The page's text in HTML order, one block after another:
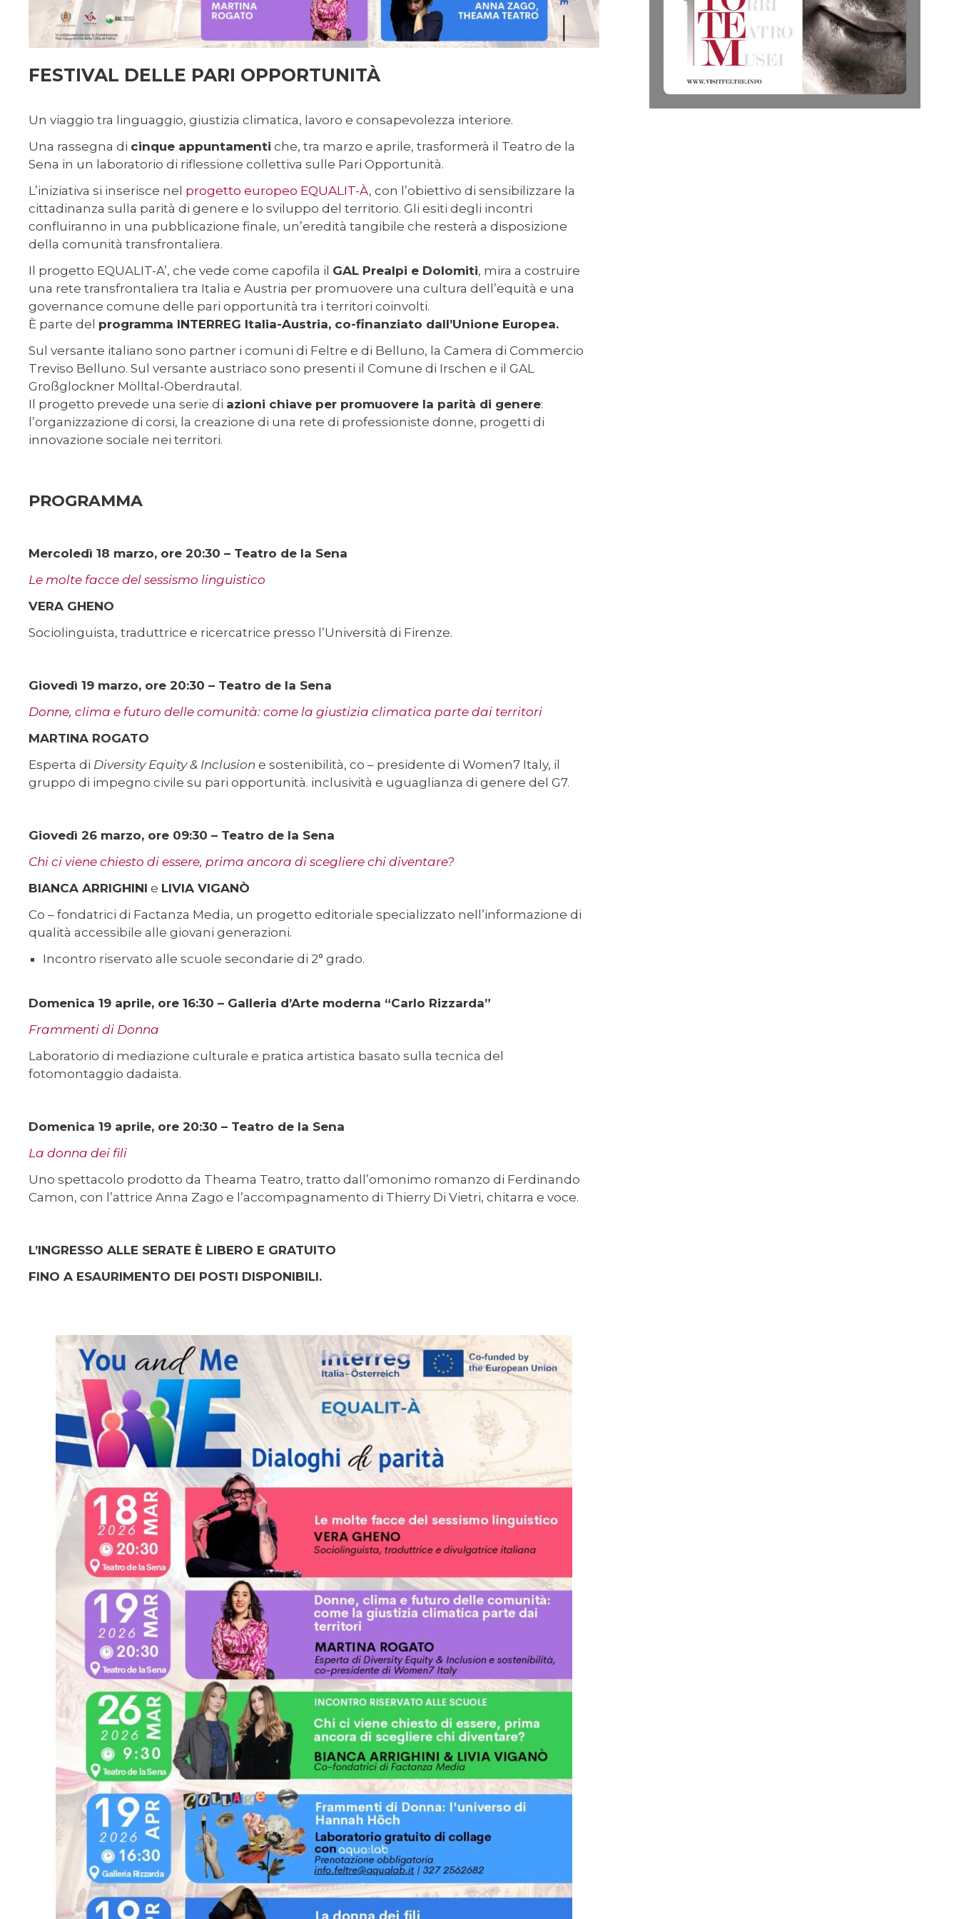
FESTIVAL DELLE PARI OPPORTUNITÀ
Un viaggio tra linguaggio, giustizia climatica, lavoro e consapevolezza interiore.
Una rassegna di cinque appuntamenti che, tra marzo e aprile, trasformerà il Teatro de la
Sena in un laboratorio di riflessione collettiva sulle Pari Opportunità.
L’iniziativa si inserisce nel progetto europeo EQUALIT-À, con l’obiettivo di sensibilizzare la
cittadinanza sulla parità di genere e lo sviluppo del territorio. Gli esiti degli incontri
confluiranno in una pubblicazione finale, un’eredità tangibile che resterà a disposizione
della comunità transfrontaliera.
Il progetto EQUALIT-A’, che vede come capofila il GAL Prealpi e Dolomiti, mira a costruire
una rete transfrontaliera tra Italia e Austria per promuovere una cultura dell’equità e una
governance comune delle pari opportunità tra i territori coinvolti.
È parte del programma INTERREG Italia-Austria, co-finanziato dall’Unione Europea.
Sul versante italiano sono partner i comuni di Feltre e di Belluno, la Camera di Commercio
Treviso Belluno. Sul versante austriaco sono presenti il Comune di Irschen e il GAL
Großglockner Mölltal-Oberdrautal.
Il progetto prevede una serie di azioni chiave per promuovere la parità di genere:
l’organizzazione di corsi, la creazione di una rete di professioniste donne, progetti di
innovazione sociale nei territori.
PROGRAMMA
Mercoledì 18 marzo, ore 20:30 – Teatro de la Sena
Le molte facce del sessismo linguistico
VERA GHENO
Sociolinguista, traduttrice e ricercatrice presso l’Università di Firenze.
Giovedì 19 marzo, ore 20:30 – Teatro de la Sena
Donne, clima e futuro delle comunità: come la giustizia climatica parte dai territori
MARTINA ROGATO
Esperta di Diversity Equity & Inclusion e sostenibilità, co – presidente di Women7 Italy, il
gruppo di impegno civile su pari opportunità. inclusività e uguaglianza di genere del G7.
Giovedì 26 marzo, ore 09:30 – Teatro de la Sena
Chi ci viene chiesto di essere, prima ancora di scegliere chi diventare?
BIANCA ARRIGHINI e LIVIA VIGANÒ
Co – fondatrici di Factanza Media, un progetto editoriale specializzato nell’informazione di
qualità accessibile alle giovani generazioni.
Incontro riservato alle scuole secondarie di 2° grado.
Domenica 19 aprile, ore 16:30 – Galleria d’Arte moderna “Carlo Rizzarda”
Frammenti di Donna
Laboratorio di mediazione culturale e pratica artistica basato sulla tecnica del
fotomontaggio dadaista.
Domenica 19 aprile, ore 20:30 – Teatro de la Sena
La donna dei fili
Uno spettacolo prodotto da Theama Teatro, tratto dall’omonimo romanzo di Ferdinando
Camon, con l’attrice Anna Zago e l’accompagnamento di Thierry Di Vietri, chitarra e voce.
L’INGRESSO ALLE SERATE È LIBERO E GRATUITO
FINO A ESAURIMENTO DEI POSTI DISPONIBILI.